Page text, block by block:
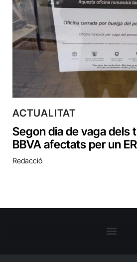
ACTUALITAT
Segon dia de vaga dels
BBVA afectats per un
Redacció